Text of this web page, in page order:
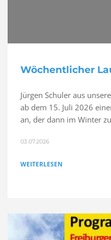
Wöchentlicher
Jürgen Schuler aus
ab dem 15. Juli 2026
an, der dann im Winter
03.07.2026
WEITERLESEN